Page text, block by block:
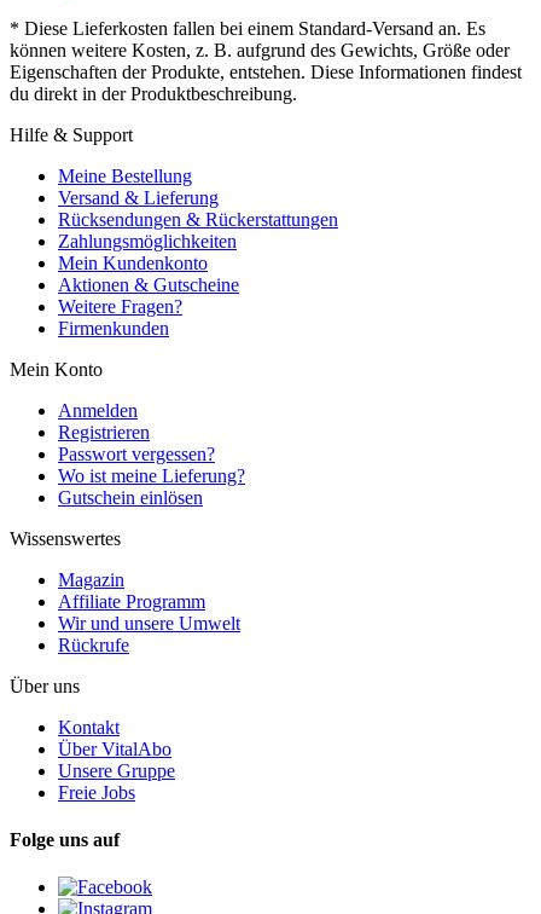
* Diese Lieferkosten fallen bei einem Standard-Versand an. Es
können weitere Kosten, z. B. aufgrund des Gewichts, Größe oder
Eigenschaften der Produkte, entstehen. Diese Informationen findest
du direkt in der Produktbeschreibung.
Hilfe & Support
Meine Bestellung
Versand & Lieferung
Rücksendungen & Rückerstattungen
Zahlungsmöglichkeiten
Mein Kundenkonto
Aktionen & Gutscheine
Weitere Fragen?
Firmenkunden
Mein Konto
Anmelden
Registrieren
Passwort vergessen?
Wo ist meine Lieferung?
Gutschein einlösen
Wissenswertes
Magazin
Affiliate Programm
Wir und unsere Umwelt
Rückrufe
Über uns
Kontakt
Über VitalAbo
Unsere Gruppe
Freie Jobs
Folge uns auf